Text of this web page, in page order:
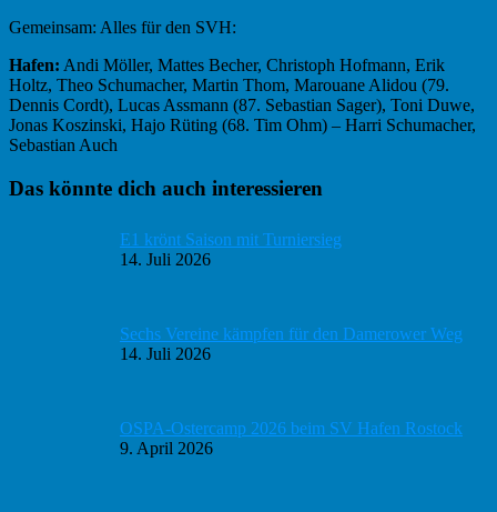
Gemeinsam: Alles für den SVH:
Hafen: Andi Möller, Mattes Becher, Christoph Hofmann, Erik
Holtz, Theo Schumacher, Martin Thom, Marouane Alidou (79.
Dennis Cordt), Lucas Assmann (87. Sebastian Sager), Toni Duwe,
Jonas Koszinski, Hajo Rüting (68. Tim Ohm) – Harri Schumacher,
Sebastian Auch
Haupt-
Das könnte dich auch interessieren
E1 krönt Saison mit Turniersieg
14. Juli 2026
Sechs Vereine kämpfen für den Damerower Weg
14. Juli 2026
OSPA-Ostercamp 2026 beim SV Hafen Rostock
9. April 2026